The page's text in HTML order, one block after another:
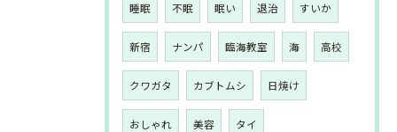
睡眠 不眠 眠い 退治 すいか
新宿 ナンパ 臨海教室 海 高校
クワガタ カブトムシ 日焼け
おしゃれ 美容 タイ